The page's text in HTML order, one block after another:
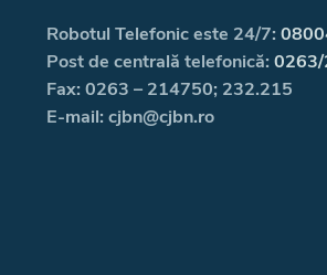
Robotul Telefonic este 24/7:
Post de centrală telefonică:
Fax: 0263 – 214750; 232.215
E-mail: cjbn@cjbn.ro